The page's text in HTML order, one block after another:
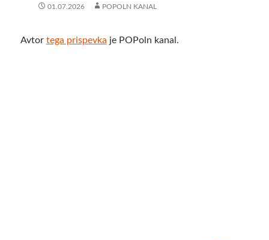
01.07.2026 POPOLN KANAL
Avtor tega prispevka je POPoln kanal.